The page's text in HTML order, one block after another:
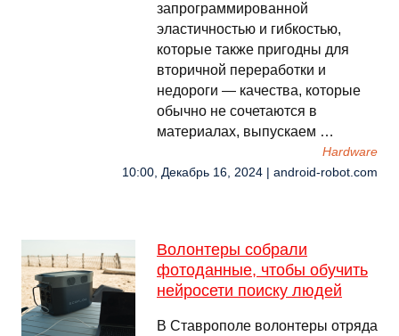
запрограммированной
эластичностью и гибкостью,
которые также пригодны для
вторичной переработки и
недороги — качества, которые
обычно не сочетаются в
материалах, выпускаем …
Hardware
10:00, Декабрь 16, 2024 | android-robot.com
Волонтеры собрали
фотоданные, чтобы обучить
нейросети поиску людей
В Ставрополе волонтеры отряда